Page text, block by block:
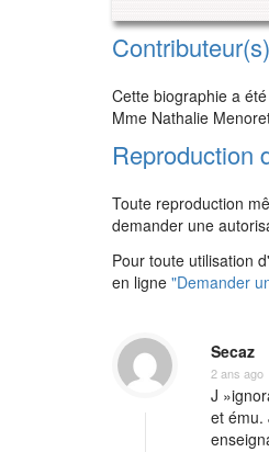
Contributeur(s)
Cette biographie a
Mme Nathalie
Reproduction
Toute reproduction
demander une
Pour toute utilisation
en ligne "Demander
Secaz
2 ans ago
J
et ému.